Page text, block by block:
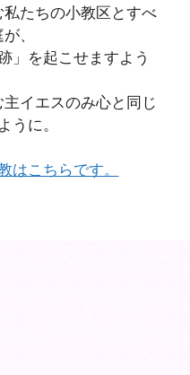
たちの小教区とすべ
、
」を起こせますよう
イエスのみ心と同じ
うに。
はこちらです。